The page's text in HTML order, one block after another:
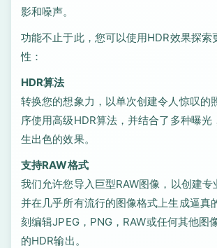
影和噪声。
功能不止于此，您可以使用HDR效果探索
性：
HDR算法
转换您的想象力，以单次创建令人惊叹的
序使用高级HDR算法，并结合了多种曝光
生出色的效果。
支持RAW格式
我们允许您导入巨型RAW图像，以创建专
并在几乎所有流行的图像格式上生成逼真
刻编辑JPEG，PNG，RAW或任何其他图
的HDR输出。